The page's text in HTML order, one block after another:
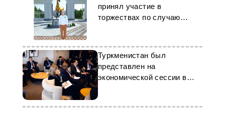
принял участие в
торжествах по случаю
Туркменистан был
представлен на
экономической сессии в
Брюсселе